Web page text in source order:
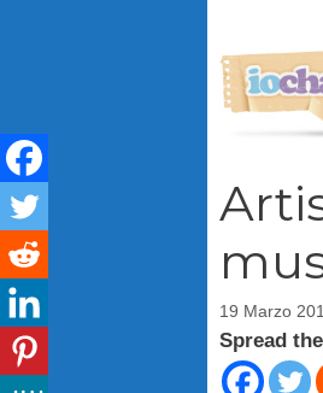
19 Marzo
Spread